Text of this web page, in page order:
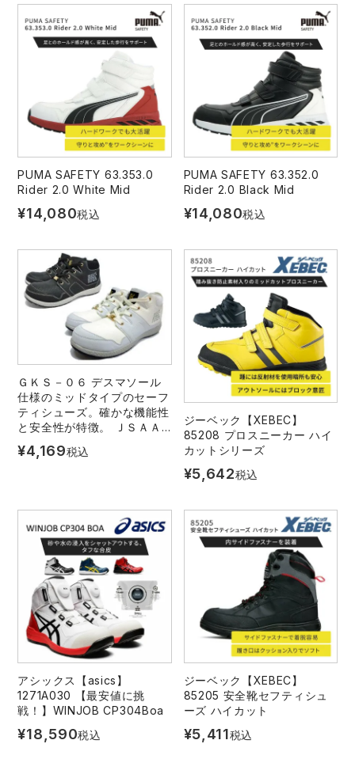
PUMA SAFETY 63.353.0
Rider 2.0 White Mid
¥14,080税込
PUMA SAFETY 63.352.0
Rider 2.0 Black Mid
¥14,080税込
ＧＫＳ－０６ デスマソール
仕様のミッドタイプのセーフ
ティシューズ。確かな機能性
と安全性が特徴。 ＪＳＡＡ
¥4,169税込
ジーベック【XEBEC】
85208 プロスニーカー ハイ
カットシリーズ
¥5,642税込
アシックス【asics】
1271A030 【最安値に挑
戦！】WINJOB CP304Boa
¥18,590税込
ジーベック【XEBEC】
85205 安全靴セフティシュ
ーズ ハイカット
¥5,411税込